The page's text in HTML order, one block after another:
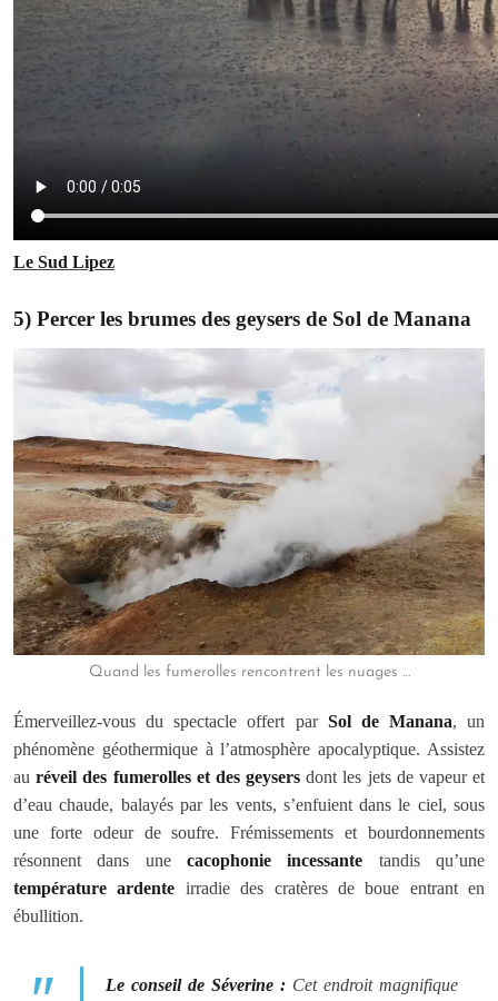
Le Sud Lipez
5) Percer les brumes des geysers de Sol de Manana
Quand les fumerolles rencontrent les nuages …
Émerveillez-vous du spectacle offert par Sol de Manana, un
phénomène géothermique à l’atmosphère apocalyptique. Assistez
auréveil des fumerolles et des geysers dont les jets de vapeur et
d’eau chaude, balayés par les vents, s’enfuient dans le ciel, sous
une forte odeur de soufre. Frémissements et bourdonnements
résonnent dans une cacophonie incessante tandis qu’une
température ardente irradie des cratères de boue entrant en
ébullition.
Le conseil de Séverine : Cet endroit magnifique